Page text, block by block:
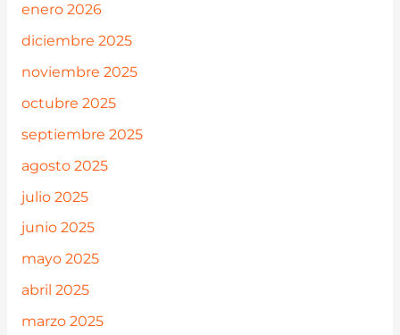
enero 2026
diciembre 2025
noviembre 2025
octubre 2025
septiembre 2025
agosto 2025
julio 2025
junio 2025
mayo 2025
abril 2025
marzo 2025